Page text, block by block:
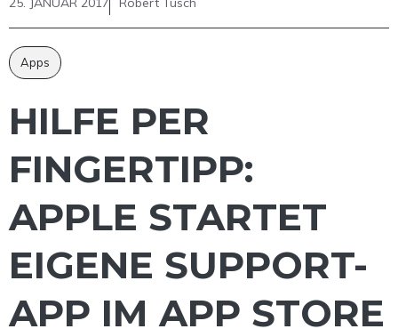
Apps
HILFE PER
FINGERTIPP:
APPLE STARTET
EIGENE SUPPORT-
APP IM APP STORE